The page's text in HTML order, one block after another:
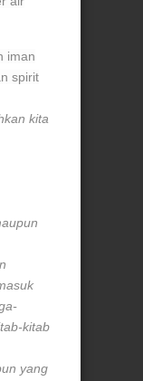
iman
spirit
kita
kitab
yang